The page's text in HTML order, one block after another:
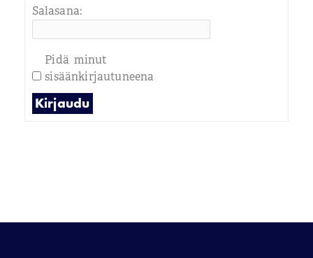
Salasana:
Pidä minut
sisäänkirjautuneena
Kirjaudu